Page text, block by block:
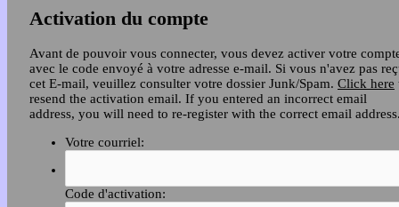
Activation du compte
Avant de pouvoir vous connecter, vous devez activer votre
avec le code envoyé à votre adresse e-mail. Si vous n'avez pas
cet E-mail, veuillez consulter votre dossier Junk/Spam. Click here
resend the activation email. If you entered an incorrect email
address, you will need to re-register with the correct email
Votre courriel:
Code d'activation: